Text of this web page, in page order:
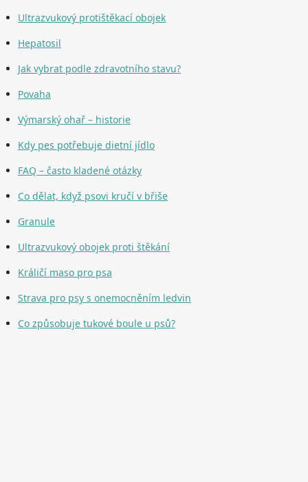
Ultrazvukový protištěkací obojek
Hepatosil
Jak vybrat podle zdravotního stavu?
Povaha
Výmarský ohař – historie
Kdy pes potřebuje dietní jídlo
FAQ – často kladené otázky
Co dělat, když psovi kručí v břiše
Granule
Ultrazvukový obojek proti štěkání
Králičí maso pro psa
Strava pro psy s onemocněním ledvin
Co způsobuje tukové boule u psů?